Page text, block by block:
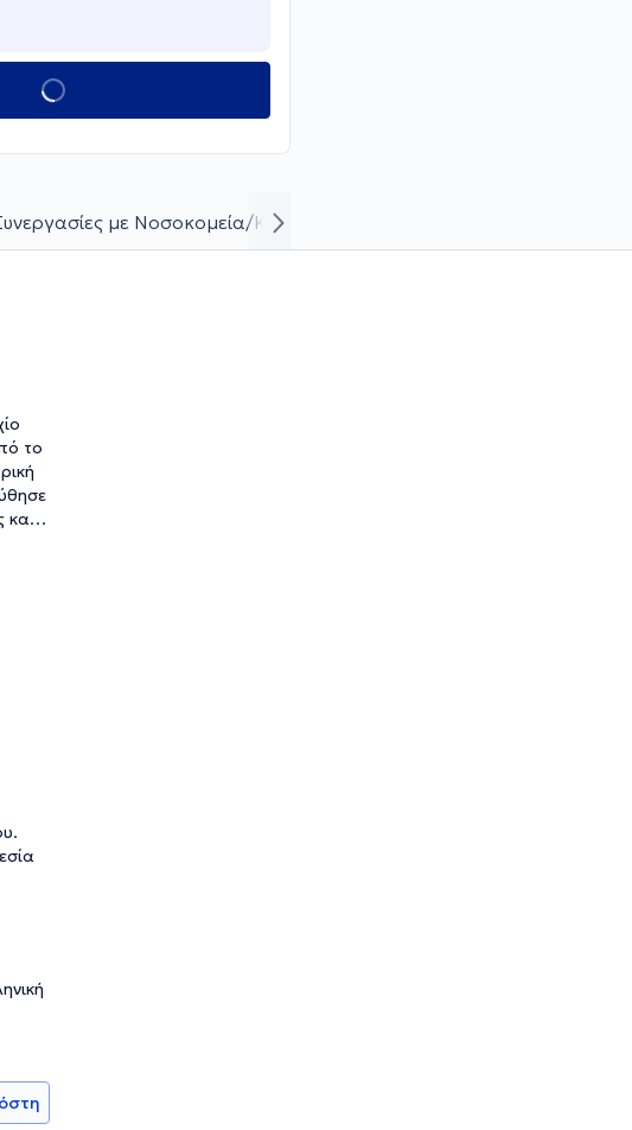
με Νοσοκομεία/Κλινικές
το
και